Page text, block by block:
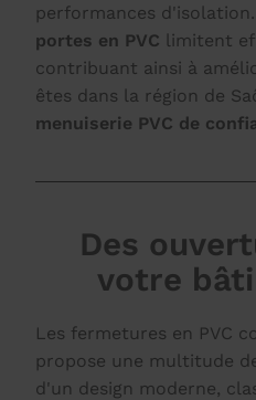
performances
portes en PVC limitent
contribuant ainsi à
êtes dans la région de
menuiserie PVC de
Des
votre
Les fermetures en PVC
propose une multitude
d'un design moderne,